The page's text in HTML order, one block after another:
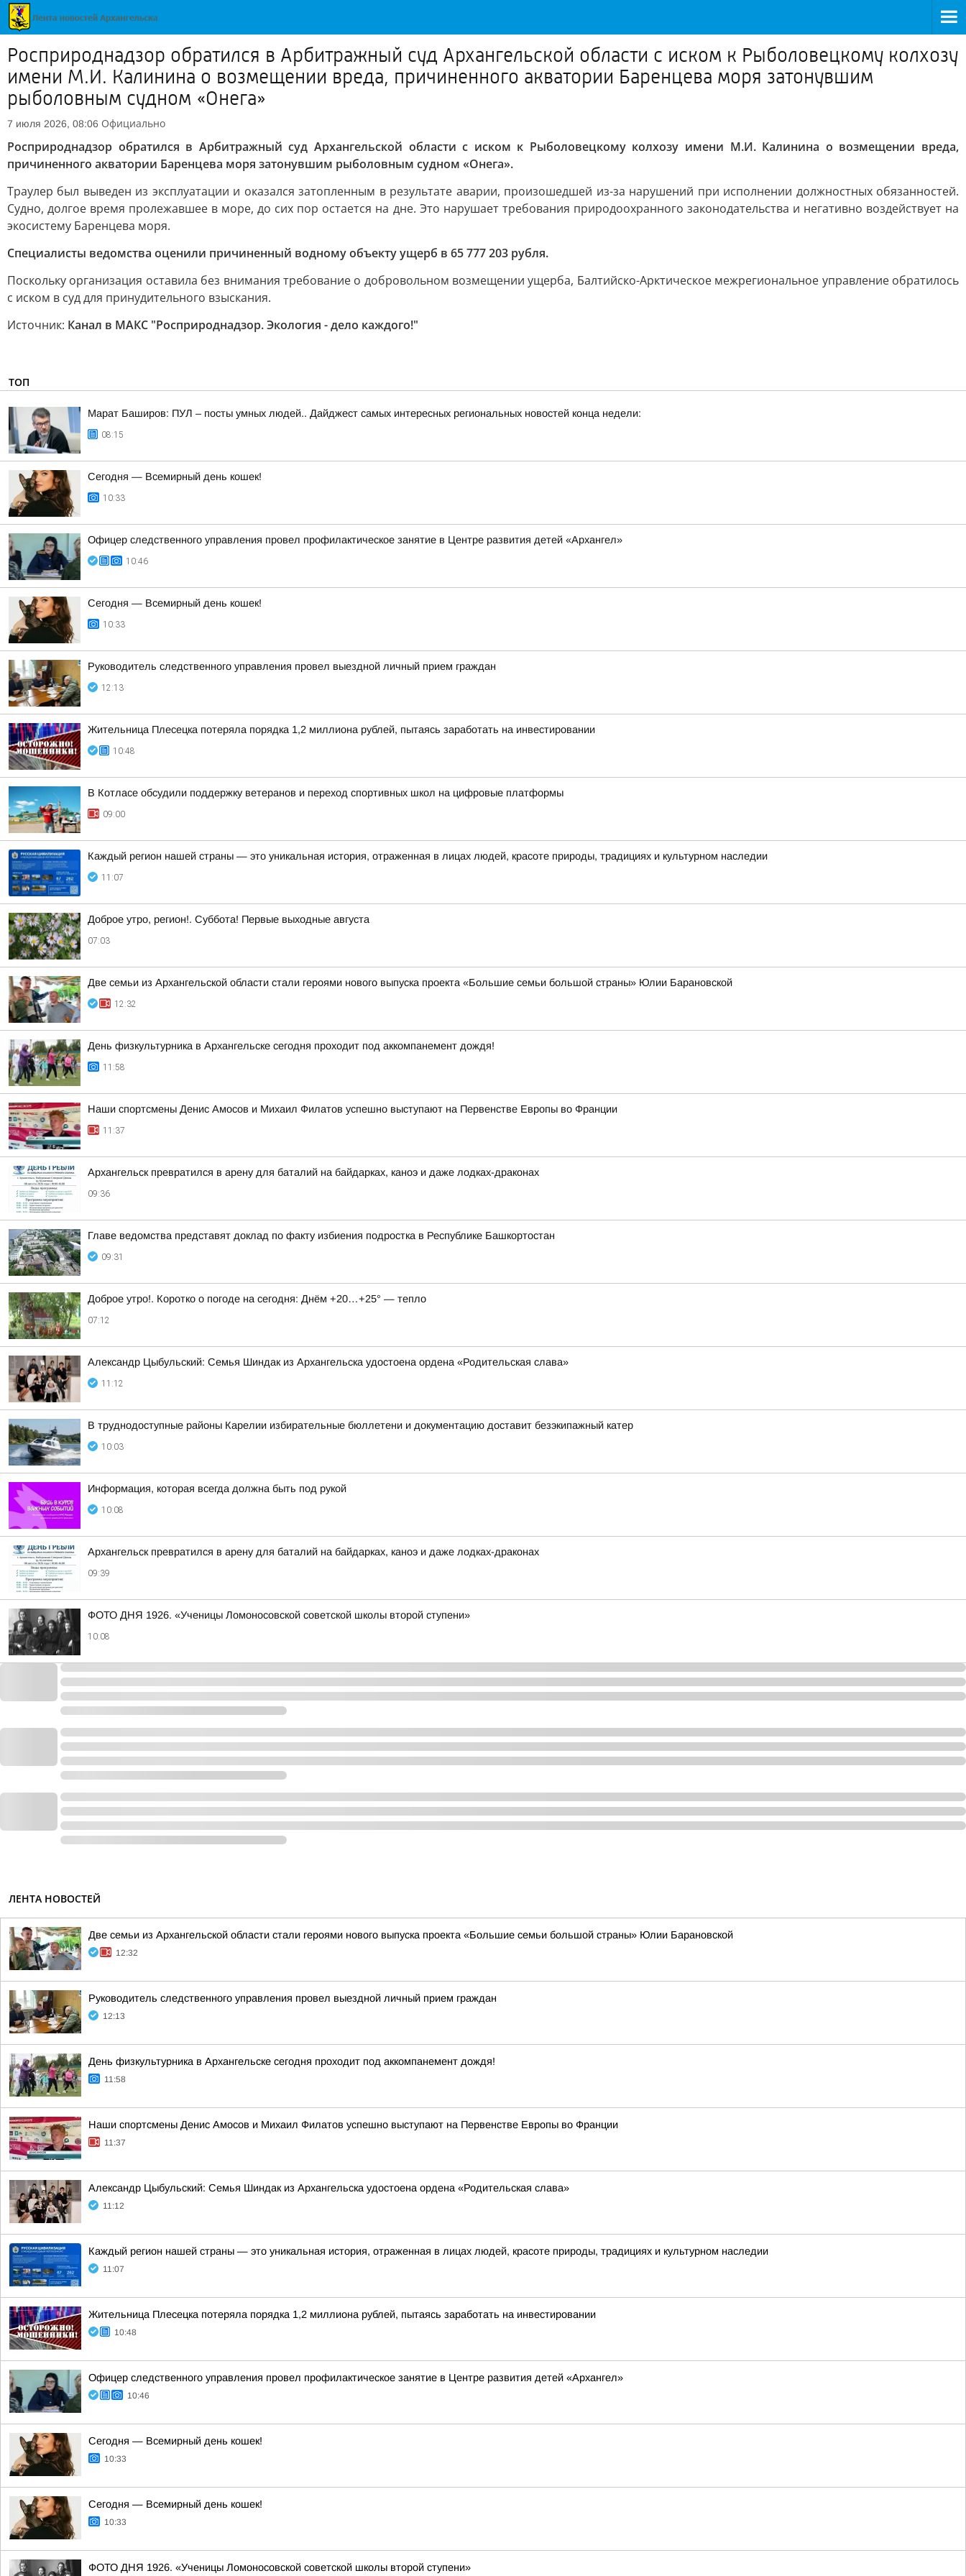
Росприроднадзор обратился в Арбитражный суд Архангельской области с иском к Рыболовецкому колхозу
имени М.И. Калинина о возмещении вреда, причиненного акватории Баренцева моря затонувшим
рыболовным судном «Онега»
7 июля 2026, 08:06 Официально
Росприроднадзор обратился в Арбитражный суд Архангельской области с иском к Рыболовецкому колхозу имени М.И. Калинина о возмещении вреда,
причиненного акватории Баренцева моря затонувшим рыболовным судном «Онега».
Траулер был выведен из эксплуатации и оказался затопленным в результате аварии, произошедшей из-за нарушений при исполнении должностных обязанностей.
Судно, долгое время пролежавшее в море, до сих пор остается на дне. Это нарушает требования природоохранного законодательства и негативно воздействует на
экосистему Баренцева моря.
Специалисты ведомства оценили причиненный водному объекту ущерб в 65 777 203 рубля.
Поскольку организация оставила без внимания требование о добровольном возмещении ущерба, Балтийско-Арктическое межрегиональное управление обратилось
с иском в суд для принудительного взыскания.
Источник: Канал в МАКС "Росприроднадзор. Экология - дело каждого!"
ТОП
Марат Баширов: ПУЛ – посты умных людей.. Дайджест самых интересных региональных новостей конца недели:
08:15
Сегодня — Всемирный день кошек!
10:33
Офицер следственного управления провел профилактическое занятие в Центре развития детей «Архангел»
10:46
Сегодня — Всемирный день кошек!
10:33
Руководитель следственного управления провел выездной личный прием граждан
12:13
Жительница Плесецка потеряла порядка 1,2 миллиона рублей, пытаясь заработать на инвестировании
10:48
В Котласе обсудили поддержку ветеранов и переход спортивных школ на цифровые платформы
09:00
Каждый регион нашей страны — это уникальная история, отраженная в лицах людей, красоте природы, традициях и культурном наследии
11:07
Доброе утро, регион!. Суббота! Первые выходные августа
07:03
Две семьи из Архангельской области стали героями нового выпуска проекта «Большие семьи большой страны» Юлии Барановской
12:32
День физкультурника в Архангельске сегодня проходит под аккомпанемент дождя!
11:58
Наши спортсмены Денис Амосов и Михаил Филатов успешно выступают на Первенстве Европы во Франции
11:37
Архангельск превратился в арену для баталий на байдарках, каноэ и даже лодках-драконах
09:36
Главе ведомства представят доклад по факту избиения подростка в Республике Башкортостан
09:31
Доброе утро!. Коротко о погоде на сегодня: Днём +20…+25° — тепло
07:12
Александр Цыбульский: Семья Шиндак из Архангельска удостоена ордена «Родительская слава»
11:12
В труднодоступные районы Карелии избирательные бюллетени и документацию доставит безэкипажный катер
10:03
Информация, которая всегда должна быть под рукой
10:08
Архангельск превратился в арену для баталий на байдарках, каноэ и даже лодках-драконах
09:39
ФОТО ДНЯ 1926. «Ученицы Ломоносовской советской школы второй ступени»
10:08
ЛЕНТА НОВОСТЕЙ
Две семьи из Архангельской области стали героями нового выпуска проекта «Большие семьи большой страны» Юлии Барановской
12:32
Руководитель следственного управления провел выездной личный прием граждан
12:13
День физкультурника в Архангельске сегодня проходит под аккомпанемент дождя!
11:58
Наши спортсмены Денис Амосов и Михаил Филатов успешно выступают на Первенстве Европы во Франции
11:37
Александр Цыбульский: Семья Шиндак из Архангельска удостоена ордена «Родительская слава»
11:12
Каждый регион нашей страны — это уникальная история, отраженная в лицах людей, красоте природы, традициях и культурном наследии
11:07
Жительница Плесецка потеряла порядка 1,2 миллиона рублей, пытаясь заработать на инвестировании
10:48
Офицер следственного управления провел профилактическое занятие в Центре развития детей «Архангел»
10:46
Сегодня — Всемирный день кошек!
10:33
Сегодня — Всемирный день кошек!
10:33
ФОТО ДНЯ 1926. «Ученицы Ломоносовской советской школы второй ступени»